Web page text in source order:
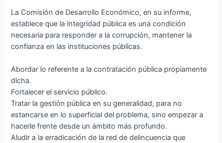
La Comisión de Desarrollo Económico, en su informe,
establece que la integridad pública es una condición
necesaria para responder a la corrupción, mantener la
confianza en las instituciones públicas.
Abordar lo referente a la contratación pública propiamente
dicha.
Fortalecer el servicio público.
Tratar la gestión pública en su generalidad, para no
estancarse en lo superficial del problema, sino empezar a
hacerle frente desde un ámbito más profundo.
Aludir a la erradicación de la red de delincuencia que